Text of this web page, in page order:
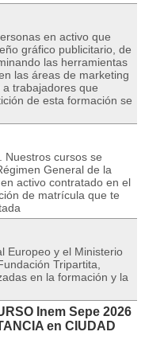
en activo que
gráfico publicitario, de
las herramientas
las áreas de marketing
trabajadores que
de esta formación se
Nuestros cursos se
General de la
activo contratado en el
de matrícula que te
Europeo y el Ministerio
Tripartita,
en la formación y la
Inem Sepe 2026
en CIUDAD